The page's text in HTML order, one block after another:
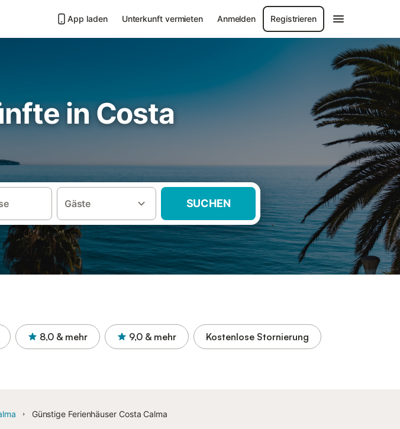
App laden Unterkunft vermieten Anmelden Registrieren
in Costa
Gäste SUCHEN
8,0 & mehr 9,0 & mehr Kostenlose Stornierung
Günstige Ferienhäuser Costa Calma